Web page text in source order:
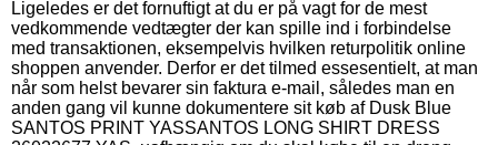
Ligeledes er det fornuftigt at du er på vagt for de mest
vedkommende vedtægter der kan spille ind i forbindelse
med transaktionen, eksempelvis hvilken returpolitik online
shoppen anvender. Derfor er det tilmed essesentielt, at man
når som helst bevarer sin faktura e-mail, således man en
anden gang vil kunne dokumentere sit køb af Dusk Blue
SANTOS PRINT YASSANTOS LONG SHIRT DRESS